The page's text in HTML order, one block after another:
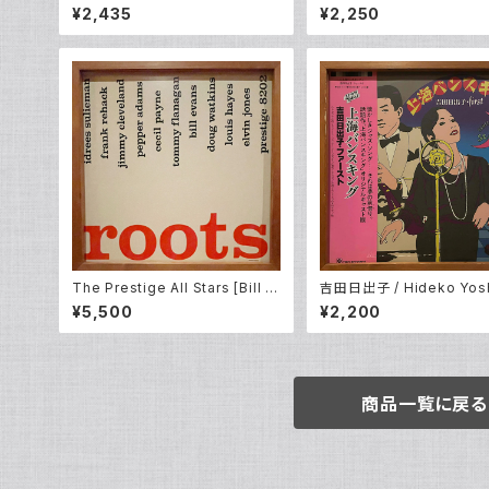
unken Treasure EP (12inch N
ew)
¥2,435
der (LP)
¥2,250
The Prestige All Stars [Bill E
vans, Cecil Payne, Doug Wat
kins, Elvin Jones, Frank Reha
k, Idrees Sulieman, Jimmy Cl
¥5,500
吉田日出子 / Hideko
上海バンスキング /
nce King (LP)
¥2,200
商品一覧に戻る